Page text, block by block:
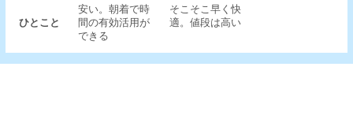
ひとこと
安い。朝着で時
間の有効活用が
できる
そこそこ早く快
適。値段は高い